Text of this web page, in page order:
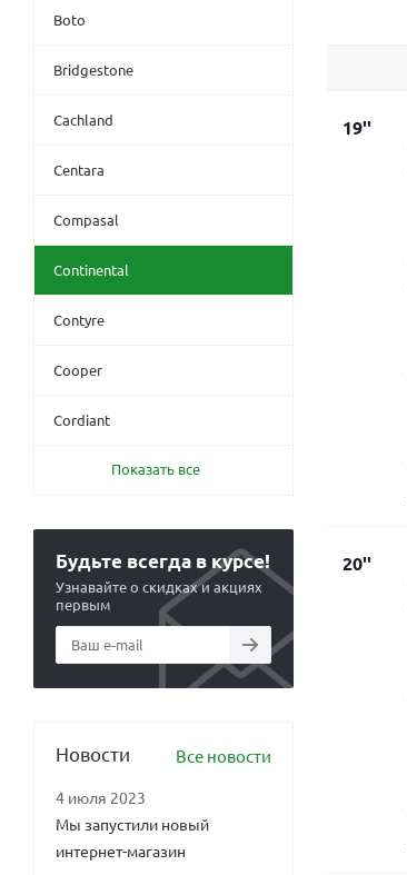
19''
20''
Boto
Bridgestone
Cachland
Centara
Compasal
Continental
Contyre
Cooper
Cordiant
Показать все
Будьте всегда в курсе!
Узнавайте о скидках и акциях
первым
Новости Все новости
4 июля 2023
Мы запустили новый
интернет-магазин